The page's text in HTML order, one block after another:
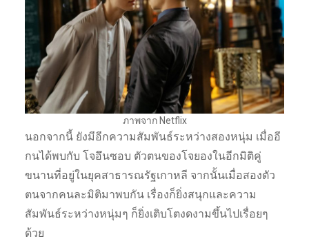
ภาพจาก Netflix
นอกจากนี้ ยังมีอีกความสัมพันธ์ระหว่างสองหนุ่ม เมื่ออี
กนได้พบกับ โจอึนซอบ ตัวตนของโจยองในอีกมิติคู่
ขนานที่อยู่ในยุคสาธารณรัฐเกาหลี จากนั้นเมื่อสองตัว
ตนจากคนละมิติมาพบกัน เรื่องก็ยิ่งสนุกและความ
สัมพันธ์ระหว่างหนุ่มๆ ก็ยิ่งเติบโตงดงามขึ้นไปเรื่อยๆ
ด้วย